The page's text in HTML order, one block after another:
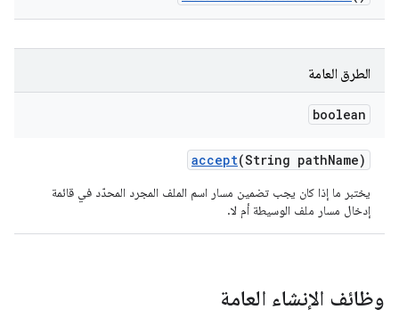
الطرق العامة
boolean
accept(String pathName)
يختبر ما إذا كان يجب تضمين مسار اسم الملف المجرد المحدّد في قائمة
إدخال مسار ملف الوسيطة أم لا.
وظائف الإنشاء العامة